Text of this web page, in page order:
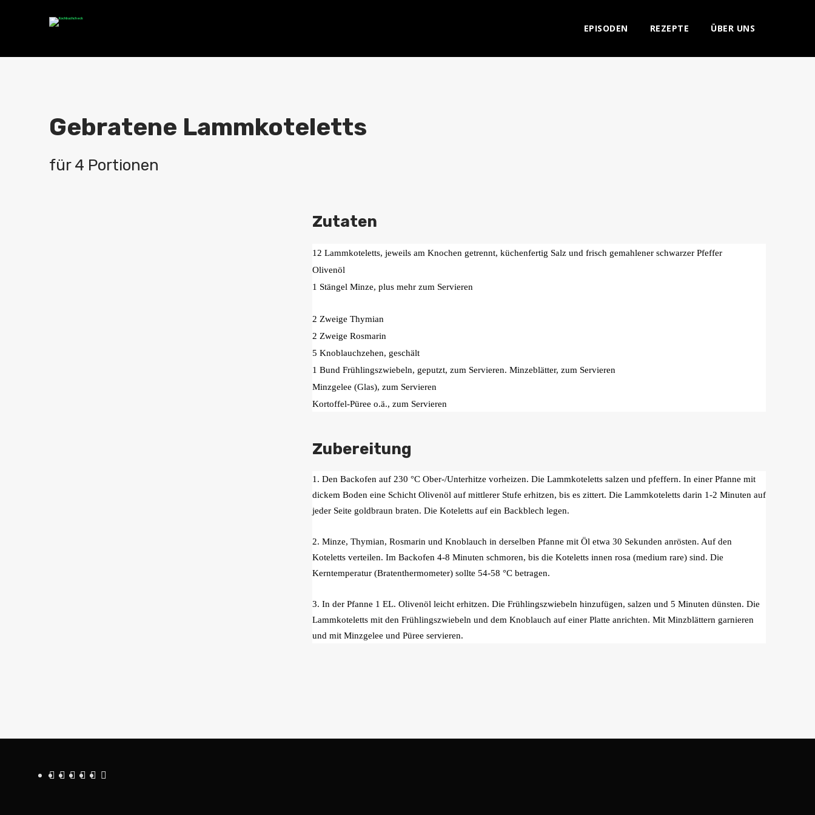
EPISODEN REZEPTE ÜBER UNS
Gebratene Lammkoteletts
für 4 Portionen
Zutaten
12 Lammkoteletts, jeweils am Knochen getrennt, küchenfertig Salz und frisch gemahlener schwarzer Pfeffer
Olivenöl
1 Stängel Minze, plus mehr zum Servieren
2 Zweige Thymian
2 Zweige Rosmarin
5 Knoblauchzehen, geschält
1 Bund Frühlingszwiebeln, geputzt, zum Servieren. Minzeblätter, zum Servieren
Minzgelee (Glas), zum Servieren
Kortoffel-Püree o.ä., zum Servieren
Zubereitung
1. Den Backofen auf 230 °C Ober-/Unterhitze vorheizen. Die Lammkoteletts salzen und pfeffern. In einer Pfanne mit
dickem Boden eine Schicht Olivenöl auf mittlerer Stufe erhitzen, bis es zittert. Die Lammkoteletts darin 1-2 Minuten auf
jeder Seite goldbraun braten. Die Koteletts auf ein Backblech legen.
2. Minze, Thymian, Rosmarin und Knoblauch in derselben Pfanne mit Öl etwa 30 Sekunden anrösten. Auf den
Koteletts verteilen. Im Backofen 4-8 Minuten schmoren, bis die Koteletts innen rosa (medium rare) sind. Die
Kerntemperatur (Bratenthermometer) sollte 54-58 °C betragen.
3. In der Pfanne 1 EL. Olivenöl leicht erhitzen. Die Frühlingszwiebeln hinzufügen, salzen und 5 Minuten dünsten. Die
Lammkoteletts mit den Frühlingszwiebeln und dem Knoblauch auf einer Platte anrichten. Mit Minzblättern garnieren
und mit Minzgelee und Püree servieren.